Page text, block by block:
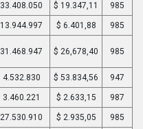
33.408.050 $ 19.347,11 985
13.944.997 $ 6.401,88 985
31.468.947 $ 26,678,40 985
4.532.830 $ 53.834,56 947
3.460.221 $ 2.633,15 987
27.530.910 $ 2.935,05 985